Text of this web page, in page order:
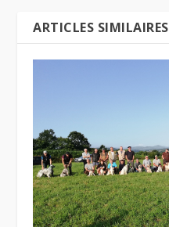
ARTICLES SIMILAIRES